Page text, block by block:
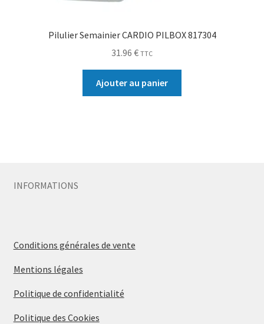
Pilulier Semainier CARDIO PILBOX 817304
31.96 € TTC
Ajouter au panier
INFORMATIONS
Conditions générales de vente
Mentions légales
Politique de confidentialité
Politique des Cookies